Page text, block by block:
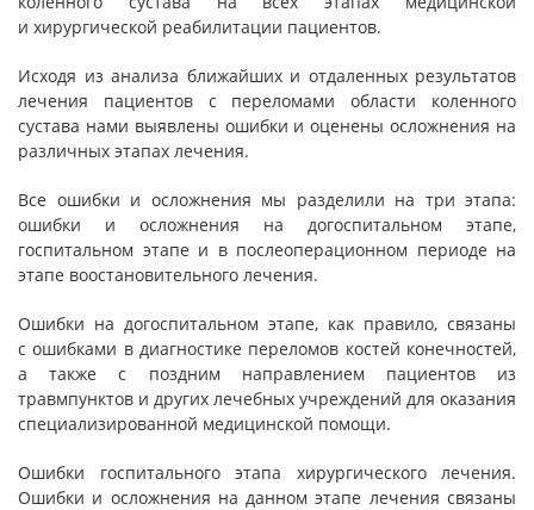
и хирургической реабилитации пациентов.
Исходя из анализа ближайших и отдаленных результатов
лечения пациентов с переломами области коленного
сустава нами выявлены ошибки и оценены осложнения на
различных этапах лечения.
Все ошибки и осложнения мы разделили на три этапа:
ошибки и осложнения на догоспитальном этапе,
госпитальном этапе и в послеоперационном периоде на
этапе воостановительного лечения.
Ошибки на догоспитальном этапе, как правило, связаны
с ошибками в диагностике переломов костей конечностей,
а также с поздним направлением пациентов из
травмпунктов и других лечебных учреждений для оказания
специализированной медицинской помощи.
Ошибки госпитального этапа хирургического лечения.
Ошибки и осложнения на данном этапе лечения связаны